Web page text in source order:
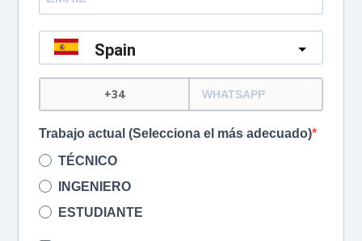
Spain
Trabajo actual (Selecciona el más adecuado)
TÉCNICO
INGENIERO
ESTUDIANTE